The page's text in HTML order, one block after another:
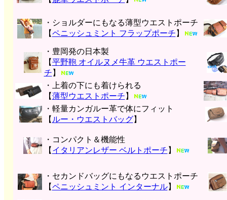
・ショルダーにもなる薄型ウエストポーチ
【ペニッシュミント フラップポーチ 】
・豊岡発の日本製
【平野鞄 オイルヌメ牛革 ウエストポー
チ 】
・上着の下にも着けられる
【薄型ウエストポーチ 】
・軽量カンガルー革で体にフィット
【 ルー・ウエストバッグ】
・コンパクト＆機能性
【 イタリアンレザー ベルトポーチ 】
・セカンドバッグにもなるウエストポーチ
【ペニッシュミント インターナル】